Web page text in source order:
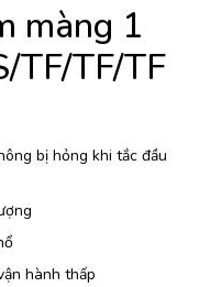
màng 1
TF/TF/TF
bị hỏng khi tắc đầu
hành thấp